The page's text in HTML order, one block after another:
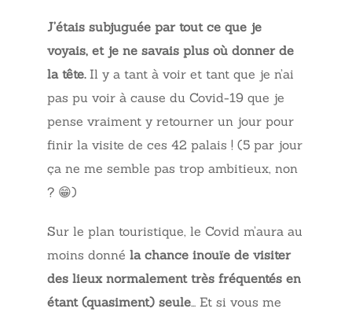
J’étais subjuguée par tout ce que je
voyais, et je ne savais plus où donner de
la tête.Il y a tant à voir et tant que je n’ai
pas pu voir à cause du Covid-19 que je
pense vraiment y retourner un jour pour
finir la visite de ces 42 palais ! (5 par jour
ça ne me semble pas trop ambitieux, non
? 😁)
Sur le plan touristique, le Covid m’aura au
moins donné la chance inouïe de visiter
des lieux normalement très fréquentés en
étant (quasiment) seule… Et si vous me